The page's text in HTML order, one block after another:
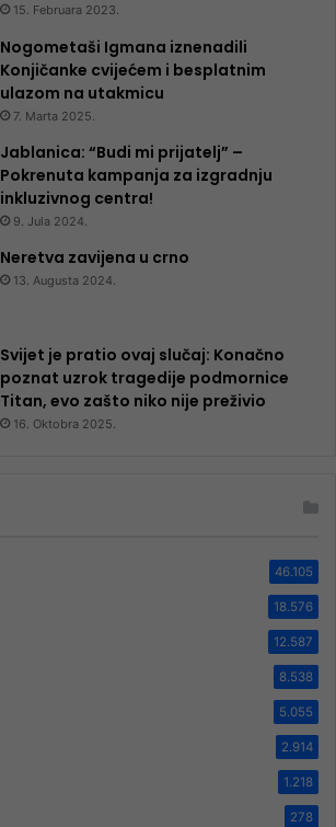
15. Februara 2023.
Nogometaši Igmana iznenadili
Konjičanke cvijećem i besplatnim
ulazom na utakmicu
7. Marta 2025.
Jablanica: “Budi mi prijatelj” –
Pokrenuta kampanja za izgradnju
inkluzivnog centra!
9. Jula 2024.
Neretva zavijena u crno
13. Augusta 2024.
Svijet je pratio ovaj slučaj: Konačno
poznat uzrok tragedije podmornice
Titan, evo zašto niko nije preživio
16. Oktobra 2025.
46.105
18.576
12.587
8.538
5.055
2.914
1.218
278